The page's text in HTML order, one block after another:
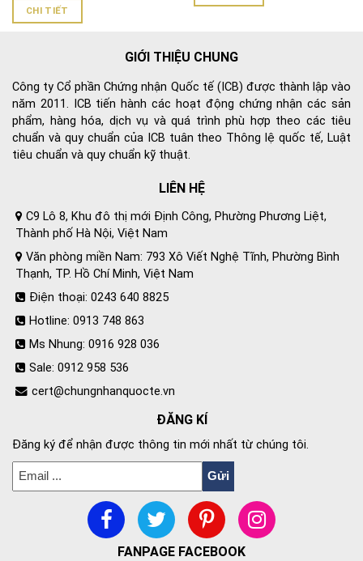
CHI TIẾT
GIỚI THIỆU CHUNG
Công ty Cổ phần Chứng nhận Quốc tế (ICB) được thành lập vào
năm 2011. ICB tiến hành các hoạt động chứng nhận các sản
phẩm, hàng hóa, dịch vụ và quá trình phù hợp theo các tiêu
chuẩn và quy chuẩn của ICB tuân theo Thông lệ quốc tế, Luật
tiêu chuẩn và quy chuẩn kỹ thuật.
LIÊN HỆ
C9 Lô 8, Khu đô thị mới Định Công, Phường Phương Liệt,
Thành phố Hà Nội, Việt Nam
Văn phòng miền Nam: 793 Xô Viết Nghệ Tĩnh, Phường Bình
Thạnh, TP. Hồ Chí Minh, Việt Nam
Điện thoại: 0243 640 8825
Hotline: 0913 748 863
Ms Nhung: 0916 928 036
Sale: 0912 958 536
cert@chungnhanquocte.vn
ĐĂNG KÍ
Đăng ký để nhận được thông tin mới nhất từ chúng tôi.
FANPAGE FACEBOOK